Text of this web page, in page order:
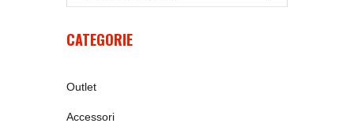
CATEGORIE
Outlet
Accessori